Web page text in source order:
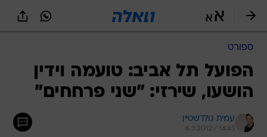
ספורט
הפועל תל אביב: טועמה וידין
הושעו, שירזי: "שני פרחחים"
עמית גולדשטיין
6.3.2012 / 14:45